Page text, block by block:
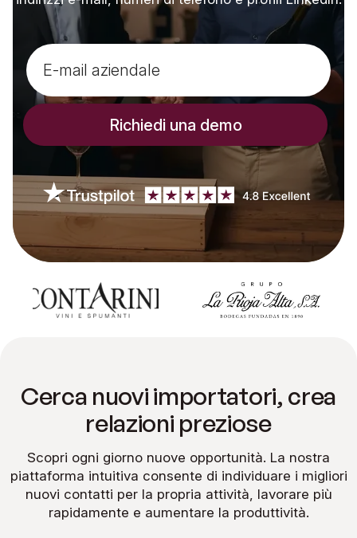
Cerca nuovi importatori, crea
relazioni preziose
Scopri ogni giorno nuove opportunità. La nostra
piattaforma intuitiva consente di individuare i migliori
nuovi contatti per la propria attività, lavorare più
rapidamente e aumentare la produttività.